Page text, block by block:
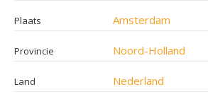
Plaats Amsterdam
Provincie Noord-Holland
Land Nederland